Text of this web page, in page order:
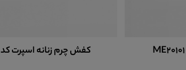
کفش چرم زنانه اسپرت کد ME20100